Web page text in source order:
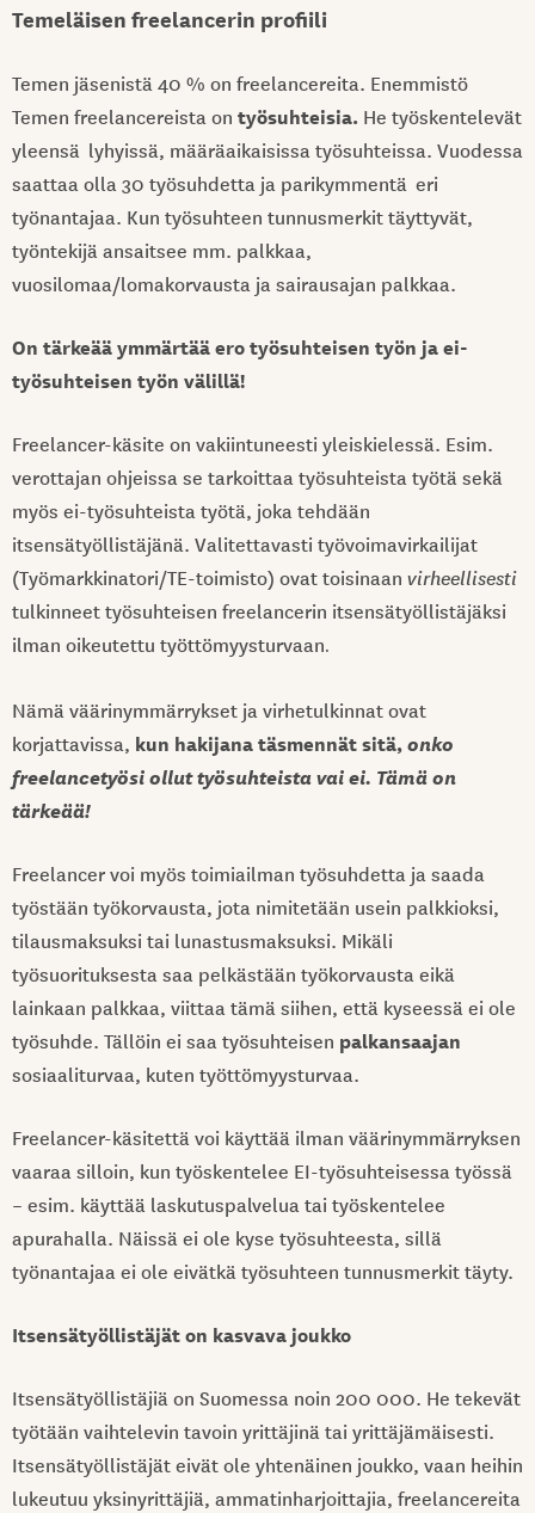
Temeläisen freelancerin profiili
Temen jäsenistä 40 % on freelancereita. Enemmistö
Temen freelancereista on työsuhteisia. He työskentelevät
yleensä lyhyissä, määräaikaisissa työsuhteissa. Vuodessa
saattaa olla 30 työsuhdetta ja parikymmentä eri
työnantajaa. Kun työsuhteen tunnusmerkit täyttyvät,
työntekijä ansaitsee mm. palkkaa,
vuosilomaa/lomakorvausta ja sairausajan palkkaa.
On tärkeää ymmärtää ero työsuhteisen työn ja ei-
työsuhteisen työn välillä!
Freelancer-käsite on vakiintuneesti yleiskielessä. Esim.
verottajan ohjeissa se tarkoittaa työsuhteista työtä sekä
myös ei-työsuhteista työtä, joka tehdään
itsensätyöllistäjänä. Valitettavasti työvoimavirkailijat
(Työmarkkinatori/TE-toimisto) ovat toisinaan virheellisesti
tulkinneet työsuhteisen freelancerin itsensätyöllistäjäksi
ilman oikeutettu työttömyysturvaan.
Nämä väärinymmärrykset ja virhetulkinnat ovat
korjattavissa, kun hakijana täsmennät sitä,onko
freelancetyösi ollut työsuhteista vai ei. Tämä on
tärkeää!
Freelancer voi myös toimiailman työsuhdetta ja saada
työstään työkorvausta, jota nimitetään usein palkkioksi,
tilausmaksuksi tai lunastusmaksuksi. Mikäli
työsuorituksesta saa pelkästään työkorvausta eikä
lainkaan palkkaa, viittaa tämä siihen, että kyseessä ei ole
työsuhde. Tällöin ei saa työsuhteisen palkansaajan
sosiaaliturvaa, kuten työttömyysturvaa.
Freelancer-käsitettä voi käyttää ilman väärinymmärryksen
vaaraa silloin, kun työskentelee EI-työsuhteisessa työssä
– esim. käyttää laskutuspalvelua tai työskentelee
apurahalla. Näissä ei ole kyse työsuhteesta, sillä
työnantajaa ei ole eivätkä työsuhteen tunnusmerkit täyty.
Itsensätyöllistäjät on kasvava joukko
Itsensätyöllistäjiä on Suomessa noin 200 000. He tekevät
työtään vaihtelevin tavoin yrittäjinä tai yrittäjämäisesti.
Itsensätyöllistäjät eivät ole yhtenäinen joukko, vaan heihin
lukeutuu yksinyrittäjiä, ammatinharjoittajia, freelancereita